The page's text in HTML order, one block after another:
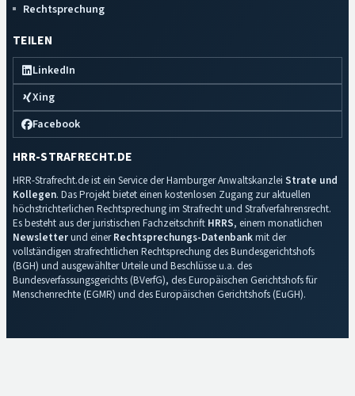
Rechtsprechung
TEILEN
LinkedIn
Xing
Facebook
HRR-STRAFRECHT.DE
HRR-Strafrecht.de ist ein Service der Hamburger Anwaltskanzlei Strate und
Kollegen. Das Projekt bietet einen kostenlosen Zugang zur aktuellen
höchstrichterlichen Rechtsprechung im Strafrecht und Strafverfahrensrecht.
Es besteht aus der juristischen Fachzeitschrift HRRS, einem monatlichen
Newsletterund einerRechtsprechungs-Datenbankmit der
vollständigen strafrechtlichen Rechtsprechung des Bundesgerichtshofs
(BGH) und ausgewählter Urteile und Beschlüsse u.a. des
Bundesverfassungsgerichts (BVerfG), des Europäischen Gerichtshofs für
Menschenrechte (EGMR) und des Europäischen Gerichtshofs (EuGH).
Impressum·Datenschutz